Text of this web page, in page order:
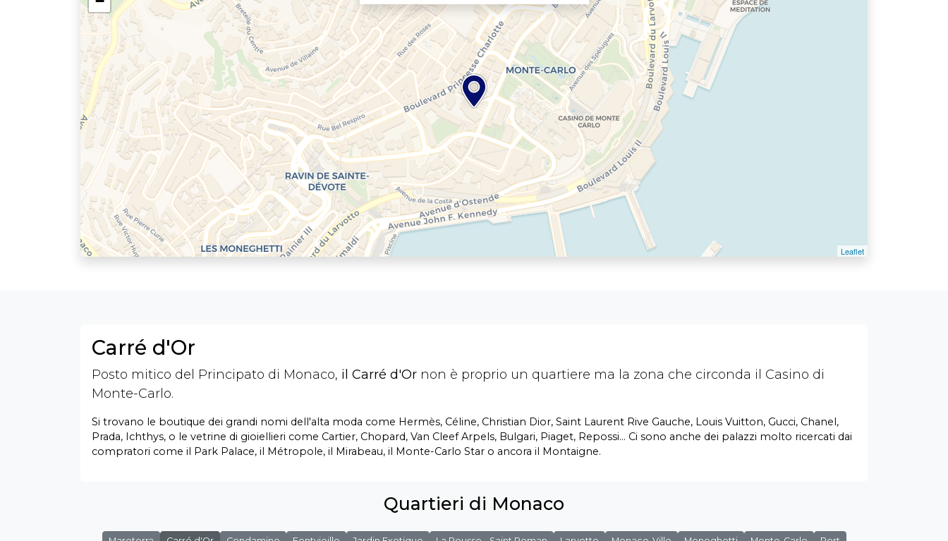
Carré d'Or
Posto mitico del Principato di Monaco, il Carré d'Or non è proprio un quartiere ma la zona che circonda il Casino di
Monte-Carlo.
Si trovano le boutique dei grandi nomi dell'alta moda come Hermès, Céline, Christian Dior, Saint Laurent Rive Gauche, Louis Vuitton, Gucci, Chanel,
Prada, Ichthys, o le vetrine di gioiellieri come Cartier, Chopard, Van Cleef Arpels, Bulgari, Piaget, Repossi... Ci sono anche dei palazzi molto ricercati dai
compratori come il Park Palace, il Métropole, il Mirabeau, il Monte-Carlo Star o ancora il Montaigne.
Quartieri di Monaco